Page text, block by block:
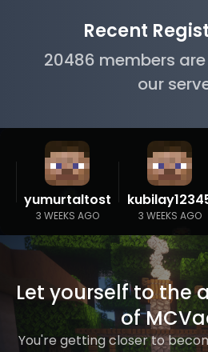
Recent
20486 members
our
yumurtaltost
3 WEEKS AGO 3 WEEKS AGO
Let yourself to the
of
You're getting closer to